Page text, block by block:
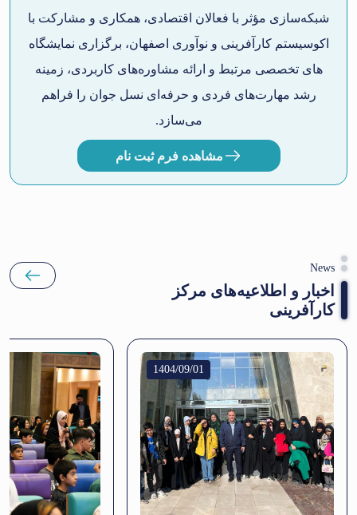
شبکه‌سازی مؤثر با فعالان اقتصادی، همکاری و مشارکت با
اکوسیستم کارآفرینی و نوآوری اصفهان، برگزاری نمایشگاه
های تخصصی مرتبط و ارائه مشاوره‌های کاربردی، زمینه‌
رشد مهارت‌های فردی و حرفه‌ای نسل جوان را فراهم
می‌سازد.
مشاهده فرم ثبت نام
News
اخبار و اطلاعیه‌های مرکز
کارآفرینی
1404/09/01